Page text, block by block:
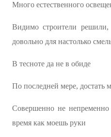
Много естественного
Видимо строители
довольно для настолько
В тесноте да не в обиде
По последней мере, достать
Совершенно не
время как моешь руки